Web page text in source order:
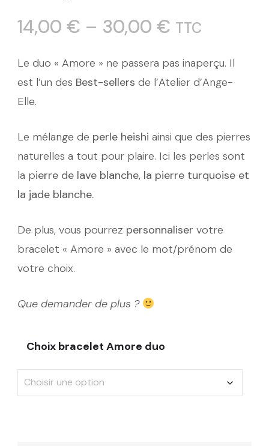
14,00 € – 30,00 € TTC
Le duo « Amore » ne passera pas inaperçu. Il
est l’un des Best-sellers de l’Atelier d’Ange-
Elle.
Le mélange de perle heishi ainsi que des pierres
naturelles a tout pour plaire. Ici les perles sont
la pierre de lave blanche, la pierre turquoise et
la jade blanche.
De plus, vous pourrez personnaliser votre
bracelet « Amore » avec le mot/prénom de
votre choix.
Que demander de plus ?
Choix bracelet Amore duo